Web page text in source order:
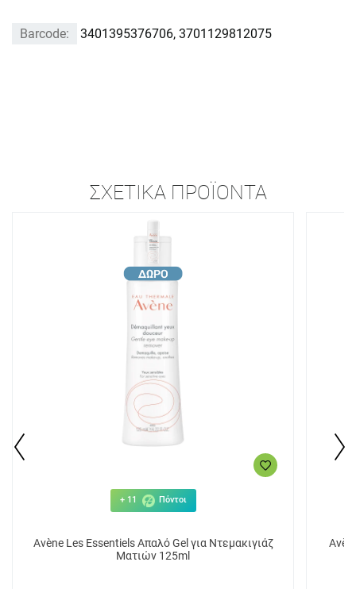
Barcode: 3401395376706, 3701129812075
ΣΧΕΤΙΚΆ ΠΡΟΪΌΝΤΑ
+ 11 Πόντοι
Avène Les Essentiels Απαλό Gel για Ντεμακιγιάζ
Ματιών 125ml